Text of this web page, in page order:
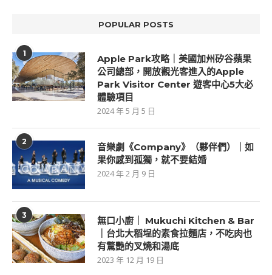
POPULAR POSTS
1
Apple Park攻略｜美國加州矽谷蘋果
公司總部，開放觀光客進入的Apple
Park Visitor Center 遊客中心5大必
體驗項目
2024 年 5 月 5 日
2
音樂劇《Company》（夥伴們）｜如
果你感到孤獨，就不要結婚
2024 年 2 月 9 日
3
無口小廚｜ Mukuchi Kitchen & Bar
｜台北大稻埕的素食拉麵店，不吃肉也
有驚艷的叉燒和湯底
2023 年 12 月 19 日